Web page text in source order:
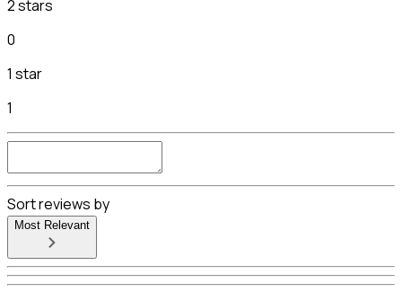
2 stars
0
1 star
1
Sort reviews by
Most Relevant